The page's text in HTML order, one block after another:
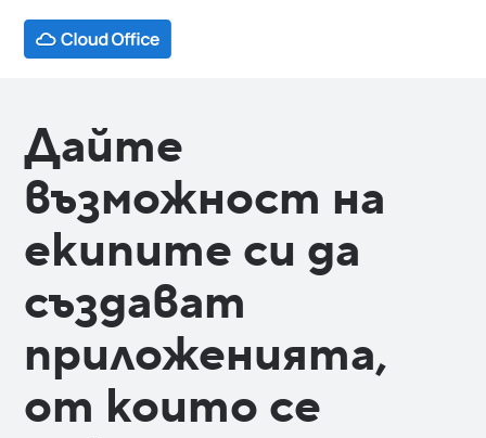
Дайте
възможност на
екипите си да
създават
приложенията,
от които се